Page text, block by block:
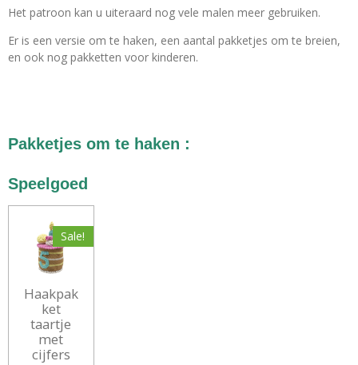
Het patroon kan u uiteraard nog vele malen meer gebruiken.
Er is een versie om te haken, een aantal pakketjes om te breien,
en ook nog pakketten voor kinderen.
Pakketjes om te haken :
Speelgoed
Sale!
Haakpak
ket
taartje
met
cijfers